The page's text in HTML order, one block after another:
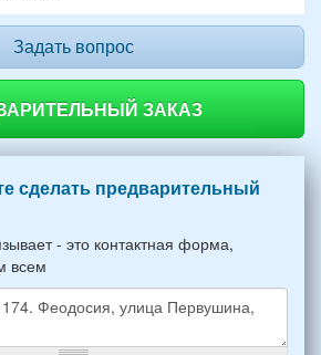
Задать вопрос
ЗАКАЗ
сделать предварительный
- это контактная форма,
всем